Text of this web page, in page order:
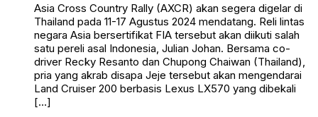
Asia Cross Country Rally (AXCR) akan segera digelar di
Thailand pada 11-17 Agustus 2024 mendatang. Reli lintas
negara Asia bersertifikat FIA tersebut akan diikuti salah
satu pereli asal Indonesia, Julian Johan. Bersama co-
driver Recky Resanto dan Chupong Chaiwan (Thailand),
pria yang akrab disapa Jeje tersebut akan mengendarai
Land Cruiser 200 berbasis Lexus LX570 yang dibekali
[…]